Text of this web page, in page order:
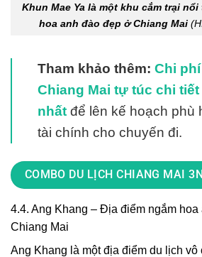
Khun Mae Ya là một khu cắm trại
hoa anh đào đẹp ở Chiang Mai
Tham khảo thêm: Chi
Chiang Mai tự túc chi tiết
nhất để lên kế hoạch phù
tài chính cho chuyến đi.
COMBO DU LỊCH CHIANG MAI
4.4. Ang Khang – Địa điểm ngắm
Chiang Mai
Ang Khang là một địa điểm du lịch vô